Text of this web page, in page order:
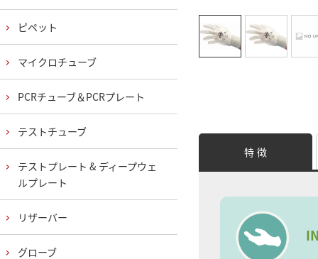
特 徴
ピペット
マイクロチューブ
PCRチューブ＆PCRプレート
テストチューブ
テストプレート & ディープウェ
ルプレート
リザーバー
グローブ